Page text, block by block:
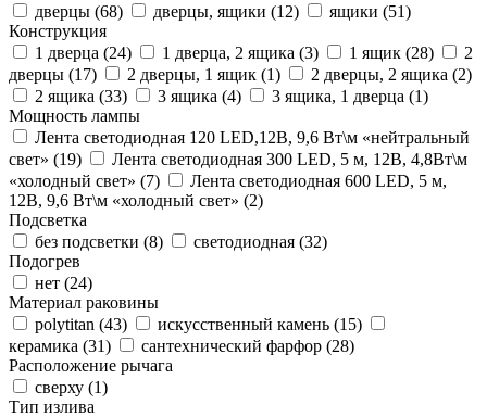
дверцы (68) дверцы, ящики (12) ящики (51)
Конструкция
1 дверца (24) 1 дверца, 2 ящика (3) 1 ящик (28)
2
дверцы (17) 2 дверцы, 1 ящик (1) 2 дверцы, 2 ящика (2)
2 ящика (33) 3 ящика (4) 3 ящика, 1 дверца (1)
Мощность лампы
Лента светодиодная 120 LED,12В, 9,6 Вт\м «нейтральный
свет» (19)
Лента светодиодная 300 LED, 5 м, 12В, 4,8Вт\м
«холодный свет» (7)
Лента светодиодная 600 LED, 5 м,
12В, 9,6 Вт\м «холодный свет» (2)
Подсветка
без подсветки (8) светодиодная (32)
Подогрев
нет (24)
Материал раковины
polytitan (43) искусственный камень (15)
керамика (31) сантехнический фарфор (28)
Расположение рычага
сверху (1)
Тип излива